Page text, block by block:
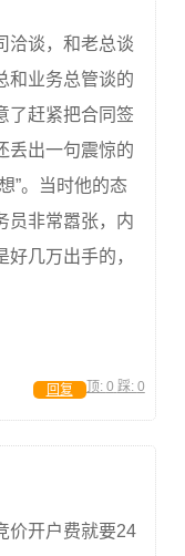
洽谈，和老总谈
和业务总管谈的
了赶紧把合同签
丢出一句震惊的
”。当时他的态
员非常嚣张，内
几万出手的，
顶: 0 踩: 0
回复
价开户费就要24